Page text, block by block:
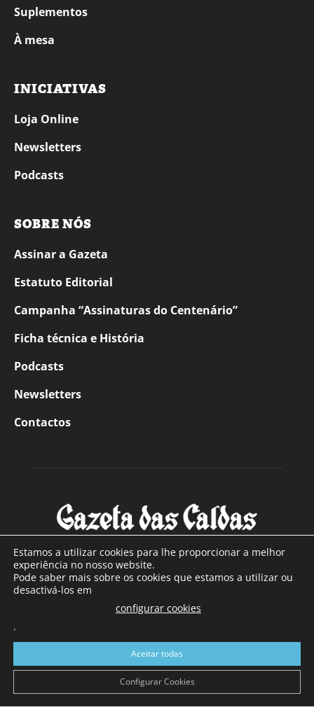
Suplementos
À mesa
INICIATIVAS
Loja Online
Newsletters
Podcasts
SOBRE NÓS
Assinar a Gazeta
Estatuto Editorial
Campanha “Assinaturas do Centenário”
Ficha técnica e História
Podcasts
Newsletters
Contactos
SOBRE NÓS
Com sede nas Caldas da Rainha e mais de 90 anos de
a sul de distrito de Leiria, com mais de 40.000 leitores por
toda a região Oeste. Jornal com distribuição em Portugal
Continental e assinatura online.
Estamos a utilizar cookies para lhe proporcionar a melhor
experiência no nosso website.
Pode saber mais sobre os cookies que estamos a utilizar ou
desactivá-los em
configurar cookies
.
Aceitar todas
Configurar Cookies